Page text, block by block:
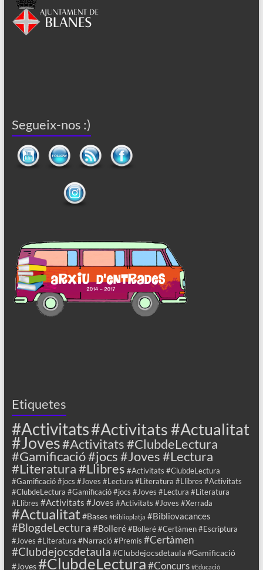
Segueix-nos :)
Etiquetes
#Activitats#Activitats #Actualitat
#Joves#Activitats #ClubdeLectura
#Gamificació #jocs #Joves #Lectura
#Literatura #Llibres #Activitats #ClubdeLectura
#Gamificació #jocs #Joves #Lectura #Literatura #Llibres #Activitats
#ClubdeLectura #Gamificació #jocs #Joves #Lectura #Literatura
#Llibres #Activitats #Joves #Activitats #Joves #Xerrada
#Actualitat #Bases #Biblioplatja #Bibliovacances
#BlogdeLectura #Bolleré #Bolleré #Certàmen #Escriptura
#Joves #Literatura #Narració #Premis #Certàmen
#Clubdejocsdetaula #Clubdejocsdetaula #Gamificació
#Joves#ClubdeLectura#Concurs #Educació